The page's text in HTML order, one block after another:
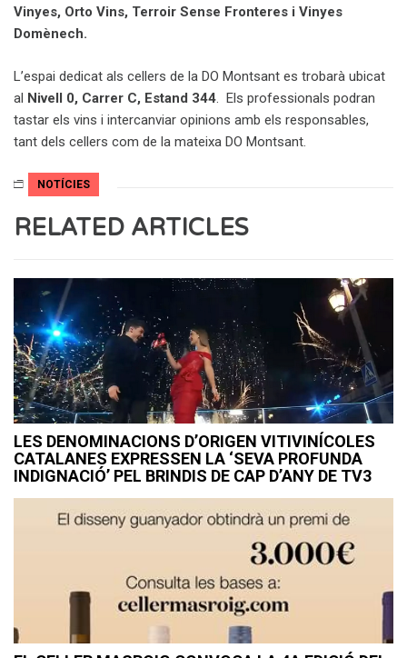
Vinyes, Orto Vins, Terroir Sense Fronteres i Vinyes
Domènech.
L’espai dedicat als cellers de la DO Montsant es trobarà ubicat
al Nivell 0, Carrer C, Estand 344. Els professionals podran
tastar els vins i intercanviar opinions amb els responsables,
tant dels cellers com de la mateixa DO Montsant.
NOTÍCIES
RELATED ARTICLES
LES DENOMINACIONS D’ORIGEN VITIVINÍCOLES
CATALANES EXPRESSEN LA ‘SEVA PROFUNDA
INDIGNACIÓ’ PEL BRINDIS DE CAP D’ANY DE TV3